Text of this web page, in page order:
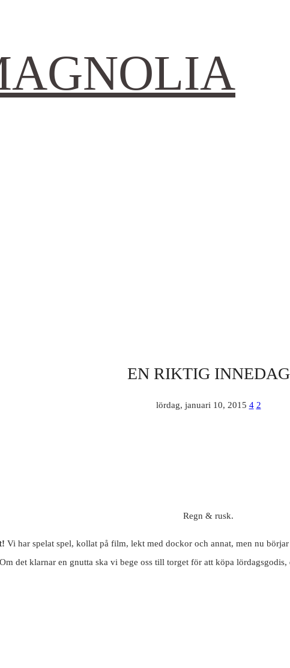
EN RIKTIG INNEDAG
lördag, januari 10, 2015 4 2
Regn & rusk.
Vi har spelat spel, kollat på film, lekt med dockor och annat, men nu
det klarnar en gnutta ska vi bege oss till torget för att köpa